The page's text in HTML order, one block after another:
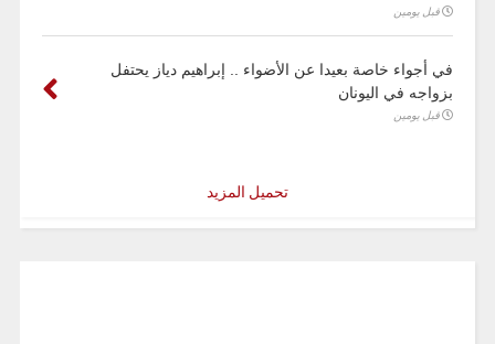
قبل يومين
في أجواء خاصة بعيدا عن الأضواء .. إبراهيم دياز يحتفل
بزواجه في اليونان
قبل يومين
تحميل المزيد